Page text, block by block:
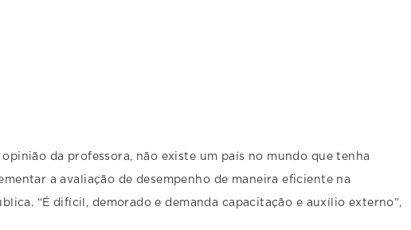
opinião da professora, não existe um país no mundo que tenha
a avaliação de desempenho de maneira eficiente na
“É difícil, demorado e demanda capacitação e auxílio externo”,